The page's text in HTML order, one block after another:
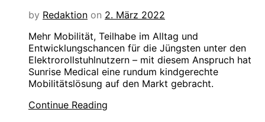
by Redaktion on 2. März 2022
Mehr Mobilität, Teilhabe im Alltag und
Entwicklungschancen für die Jüngsten unter den
Elektrorollstuhlnutzern – mit diesem Anspruch hat
Sunrise Medical eine rundum kindgerechte
Mobilitätslösung auf den Markt gebracht.
Continue Reading